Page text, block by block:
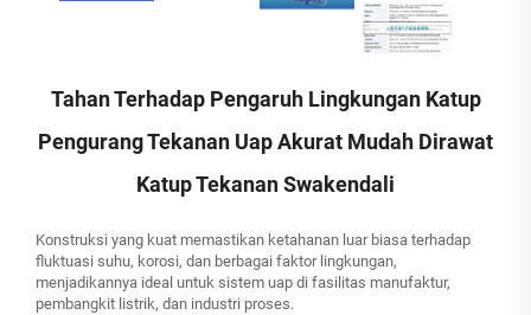
Tahan Terhadap Pengaruh Lingkungan Katup
Pengurang Tekanan Uap Akurat Mudah Dirawat
Katup Tekanan Swakendali
Konstruksi yang kuat memastikan ketahanan luar biasa terhadap
fluktuasi suhu, korosi, dan berbagai faktor lingkungan,
menjadikannya ideal untuk sistem uap di fasilitas manufaktur,
pembangkit listrik, dan industri proses.